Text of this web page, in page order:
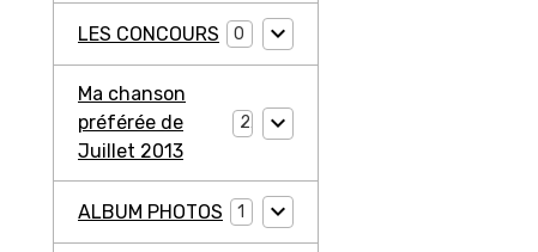
LES CONCOURS 0
Ma chanson
préférée de
Juillet 2013
2
ALBUM PHOTOS 1